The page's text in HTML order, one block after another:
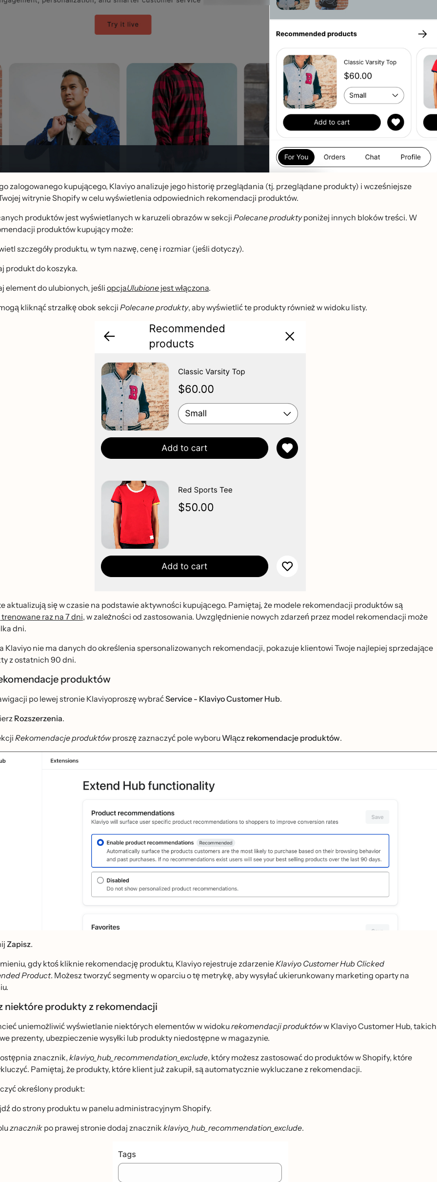
zalogowanego kupującego, Klaviyo analizuje jego historię przeglądania (tj. przeglądane produkty) i wcześniejsze
witrynie Shopify w celu wyświetlenia odpowiednich rekomendacji produktów.
produktów jest wyświetlanych w karuzeli obrazów w sekcji Polecane produktyponiżej innych bloków treści. W
produktów kupujący może:
szczegóły produktu, w tym nazwę, cenę i rozmiar (jeśli dotyczy).
produkt do koszyka.
element do ulubionych, jeśli opcjaUlubione jest włączona.
kliknąć strzałkę obok sekcjiPolecane produkty, aby wyświetlić te produkty również w widoku listy.
aktualizują się w czasie na podstawie aktywności kupującego. Pamiętaj, że modele rekomendacji produktów są
raz na 7 dni, w zależności od zastosowania. Uwzględnienie nowych zdarzeń przez model rekomendacji może
dni.
Klaviyo nie ma danych do określenia spersonalizowanych rekomendacji, pokazuje klientowi Twoje najlepiej sprzedające
z ostatnich 90 dni.
produktów
po lewej stronie Klaviyoproszę wybraćService - Klaviyo Customer Hub.
Rozszerzenia.
Rekomendacje produktówproszę zaznaczyć pole wyboruWłącz rekomendacje produktów.
Zapisz.
gdy ktoś kliknie rekomendację produktu, Klaviyo rejestruje zdarzenieKlaviyo Customer Hub Clicked
Product. Możesz tworzyć segmenty w oparciu o tę metrykę, aby wysyłać ukierunkowany marketing oparty na
niektóre produkty z rekomendacji
uniemożliwić wyświetlanie niektórych elementów w widokurekomendacji produktóww Klaviyo Customer Hub, takich
prezenty, ubezpieczenie wysyłki lub produkty niedostępne w magazynie.
znacznik, klaviyo_hub_recommendation_exclude, który możesz zastosować do produktów w Shopify, które
Pamiętaj, że produkty, które klient już zakupił, są automatycznie wykluczane z rekomendacji.
określony produkt:
do strony produktu w panelu administracyjnym Shopify.
znacznik po prawej stronie dodaj znacznik klaviyo_hub_recommendation_exclude.